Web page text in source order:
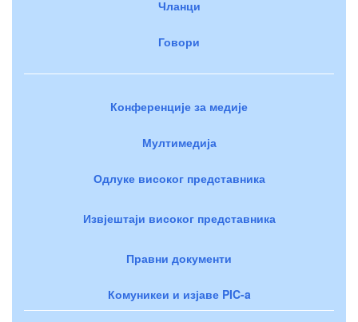
Чланци
Говори
Конференције за медије
Мултимедија
Одлуке високог представника
Извјештаји високог представника
Правни документи
Комуникеи и изјаве PIC-a